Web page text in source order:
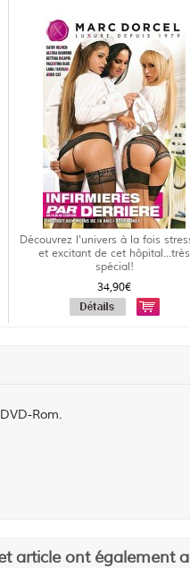
Découvrez l'univers à la fois
et excitant de cet hôpital...très
spécial!
34,90€
Rom.
article ont également